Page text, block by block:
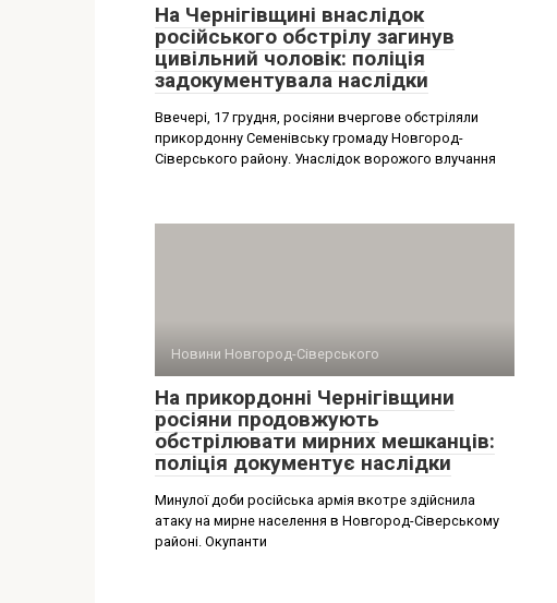
На Чернігівщині внаслідок
російського обстрілу загинув
цивільний чоловік: поліція
задокументувала наслідки
Ввечері, 17 грудня, росіяни вчергове обстріляли
прикордонну Семенівську громаду Новгород-
Сіверського району. Унаслідок ворожого влучання
Новини Новгород-Сіверського
На прикордонні Чернігівщини
росіяни продовжують
обстрілювати мирних мешканців:
поліція документує наслідки
Минулої доби російська армія вкотре здійснила
атаку на мирне населення в Новгород-Сіверському
районі. Окупанти